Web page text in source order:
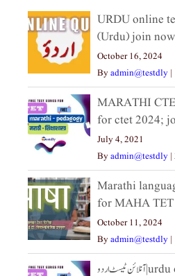
URDU online
(Urdu) join
October 16, 2024
Byadmin@testdly |
MARATHI
for ctet 2024;
July 4, 2021
Byadmin@testdly |
Marathi
for MAHA TET
October 11, 2024
Byadmin@testdly |
آنلائن ٹیسٹ اردو|urdu online test series for